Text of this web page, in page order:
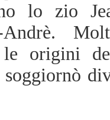
lo zio
Andrè.
le origini